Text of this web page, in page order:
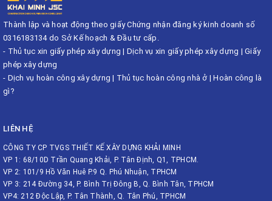
Thành lập và hoạt động theo giấy Chứng nhận đăng ký kinh doanh số
0316183134 do Sở Kế hoạch & Đầu tư cấp.
- Thủ tục xin giấy phép xây dựng | Dịch vụ xin giấy phép xây dựng | Giấy
phép xây dựng
- Dịch vụ hoàn công xây dựng | Thủ tục hoàn công nhà ở |Hoàn công là
gì?
LIÊN HỆ
CÔNG TY CP TVGS THIẾT KẾ XÂY DỰNG KHẢI MINH
VP 1: 68/10D Trần Quang Khải, P. Tân Định, Q1, TPHCM.
VP 2: 101/9 Hồ Văn Huê P.9 Q. Phú Nhuận, TPHCM
VP 3: 214 Đường 34, P. Bình Trị Đông B, Q. Bình Tân, TPHCM
VP4: 212 Độc Lập, P. Tân Thành, Q. Tân Phú, TPHCM